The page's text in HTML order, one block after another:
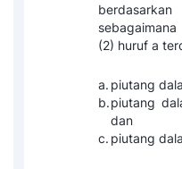
(2) huruf a
a. piutang
b.piutang
dan
c. piutang